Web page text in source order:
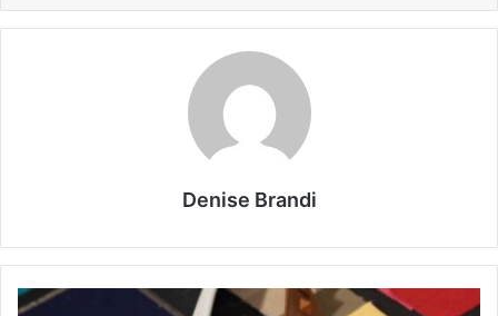
Denise Brandi